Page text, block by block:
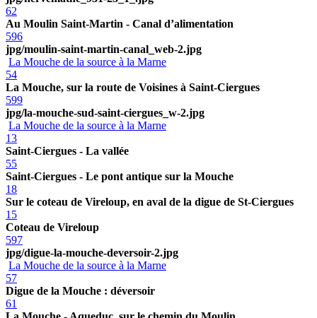
62
Au Moulin Saint-Martin - Canal d’alimentation
596
jpg/moulin-saint-martin-canal_web-2.jpg
La Mouche de la source à la Marne
54
La Mouche, sur la route de Voisines à Saint-Ciergues
599
jpg/la-mouche-sud-saint-ciergues_w-2.jpg
La Mouche de la source à la Marne
13
Saint-Ciergues - La vallée
55
Saint-Ciergues - Le pont antique sur la Mouche
18
Sur le coteau de Vireloup, en aval de la digue de St-Ciergues
15
Coteau de Vireloup
597
jpg/digue-la-mouche-deversoir-2.jpg
La Mouche de la source à la Marne
57
Digue de la Mouche : déversoir
61